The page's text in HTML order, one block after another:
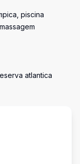
piscina
atlantica